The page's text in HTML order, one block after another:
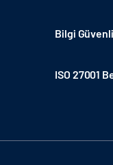
Bilgi
ISO 27001